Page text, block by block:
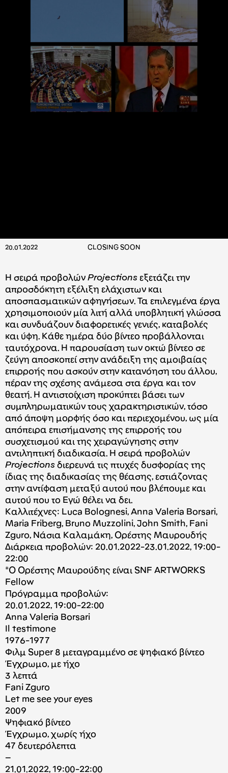
20.01.2022 CLOSING SOON
Η σειρά προβολών Projections εξετάζει την
απροσδόκητη εξέλιξη ελάχιστων και
αποσπασματικών αφηγήσεων. Τα επιλεγμένα έργα
χρησιμοποιούν μία λιτή αλλά υποβλητική γλώσσα
και συνδυάζουν διαφορετικές γενιές, καταβολές
και ύφη. Κάθε ημέρα δύο βίντεο προβάλλονται
ταυτόχρονα. Η παρουσίαση των οκτώ βίντεο σε
ζεύγη αποσκοπεί στην ανάδειξη της αμοιβαίας
επιρροής που ασκούν στην κατανόηση του άλλου,
πέραν της σχέσης ανάμεσα στα έργα και τον
θεατή. Η αντιστοίχιση προκύπτει βάσει των
συμπληρωματικών τους χαρακτηριστικών, τόσο
από άποψη μορφής όσο και περιεχομένου, ως μία
απόπειρα επισήμανσης της επιρροής του
συσχετισμού και της χειραγώγησης στην
αντιληπτική διαδικασία. Η σειρά προβολών
Projections διερευνά τις πτυχές δυσφορίας της
ίδιας της διαδικασίας της θέασης, εστιάζοντας
στην αντίφαση μεταξύ αυτού που βλέπουμε και
αυτού που το Εγώ θέλει να δει.
Καλλιτέχνες: Luca Bolognesi, Anna Valeria Borsari,
Maria Friberg, Bruno Muzzolini, John Smith, Fani
Zguro, Νάσια Καλαμάκη, Ορέστης Μαυρουδής
Διάρκεια προβολών: 20.01.2022-23.01.2022, 19:00-
22:00
*Ο Ορέστης Μαυρούδης είναι SNF ARTWORKS
Fellow
Πρόγραμμα προβολών:
20.01.2022, 19:00-22:00
Anna Valeria Borsari
Il testimone
1976-1977
Φιλμ Super 8 μεταγραμμένο σε ψηφιακό βίντεο
Έγχρωμο, με ήχο
3 λεπτά
Fani Zguro
Let me see your eyes
2009
Ψηφιακό βίντεο
Έγχρωμο, χωρίς ήχο
47 δευτερόλεπτα
–
21.01.2022, 19:00-22:00